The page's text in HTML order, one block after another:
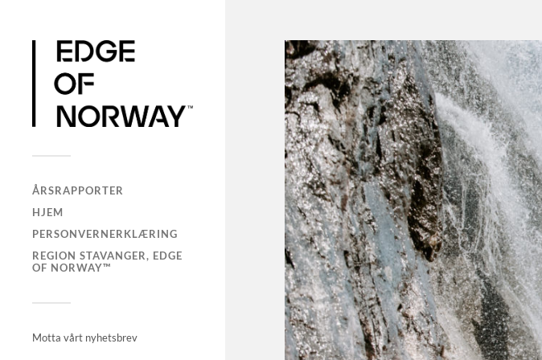
ÅRSRAPPORTER
HJEM
PERSONVERNERKLÆRING
REGION STAVANGER, EDGE
OF NORWAY™
Motta vårt nyhetsbrev